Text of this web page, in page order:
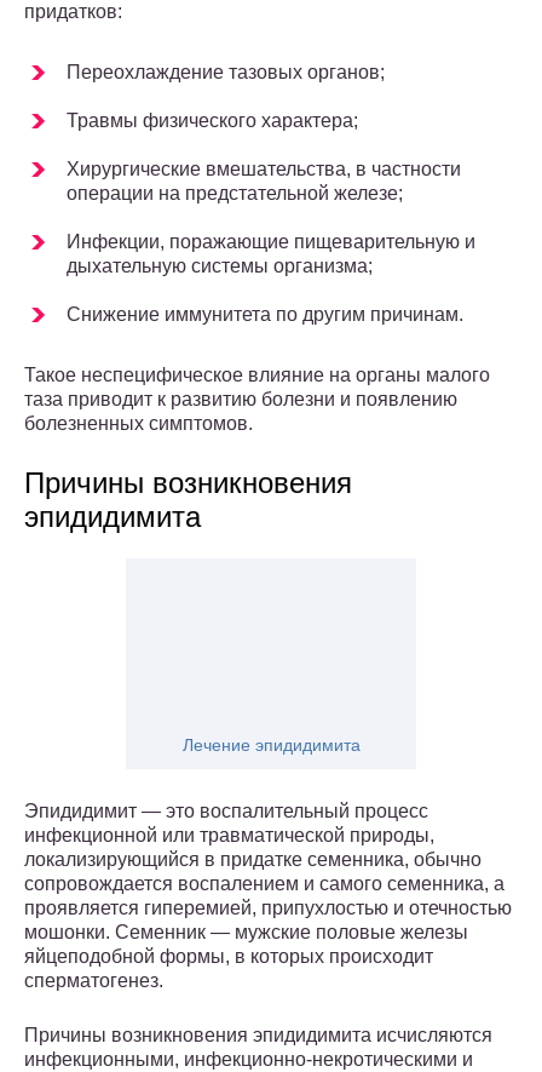
придатков:
Переохлаждение тазовых органов;
Травмы физического характера;
Хирургические вмешательства, в частности
операции на предстательной железе;
Инфекции, поражающие пищеварительную и
дыхательную системы организма;
Снижение иммунитета по другим причинам.
Такое неспецифическое влияние на органы малого
таза приводит к развитию болезни и появлению
болезненных симптомов.
Причины возникновения
эпидидимита
Лечение эпидидимита
Эпидидимит — это воспалительный процесс
инфекционной или травматической природы,
локализирующийся в придатке семенника, обычно
сопровождается воспалением и самого семенника, а
проявляется гиперемией, припухлостью и отечностью
мошонки. Семенник — мужские половые железы
яйцеподобной формы, в которых происходит
сперматогенез.
Причины возникновения эпидидимита исчисляются
инфекционными, инфекционно-некротическими и